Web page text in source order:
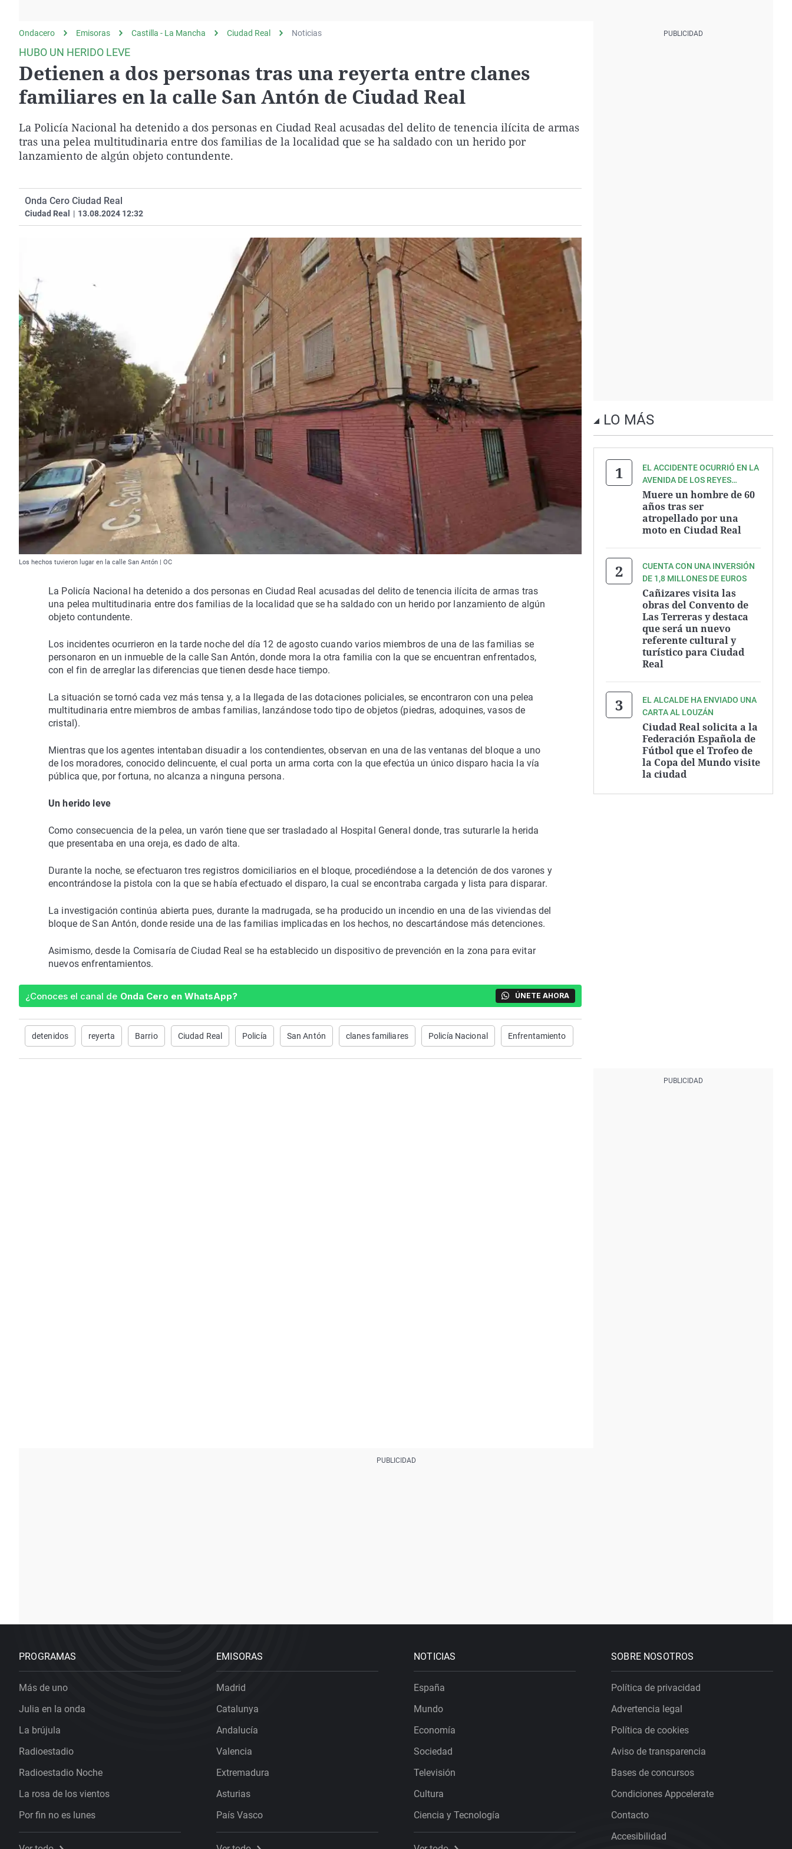
gato
Negra
Ondacero Emisoras Castilla - La Mancha Ciudad Real Noticias
HUBO UN HERIDO LEVE
Detienen a dos personas tras una reyerta entre clanes
familiares en la calle San Antón de Ciudad Real
La Policía Nacional ha detenido a dos personas en Ciudad Real acusadas del delito de tenencia ilícita de armas
tras una pelea multitudinaria entre dos familias de la localidad que se ha saldado con un herido por
lanzamiento de algún objeto contundente.
Onda Cero Ciudad Real
Ciudad Real | 13.08.2024 12:32
Los hechos tuvieron lugar en la calle San Antón | OC
La Policía Nacional ha detenido a dos personas en Ciudad Real acusadas del delito de tenencia ilícita de armas tras
una pelea multitudinaria entre dos familias de la localidad que se ha saldado con un herido por lanzamiento de algún
objeto contundente.
Los incidentes ocurrieron en la tarde noche del día 12 de agosto cuando varios miembros de una de las familias se
personaron en un inmueble de la calle San Antón, donde mora la otra familia con la que se encuentran enfrentados,
con el fin de arreglar las diferencias que tienen desde hace tiempo.
La situación se tornó cada vez más tensa y, a la llegada de las dotaciones policiales, se encontraron con una pelea
multitudinaria entre miembros de ambas familias, lanzándose todo tipo de objetos (piedras, adoquines, vasos de
cristal).
Mientras que los agentes intentaban disuadir a los contendientes, observan en una de las ventanas del bloque a uno
de los moradores, conocido delincuente, el cual porta un arma corta con la que efectúa un único disparo hacia la vía
pública que, por fortuna, no alcanza a ninguna persona.
Un herido leve
Como consecuencia de la pelea, un varón tiene que ser trasladado al Hospital General donde, tras suturarle la herida
que presentaba en una oreja, es dado de alta.
Durante la noche, se efectuaron tres registros domiciliarios en el bloque, procediéndose a la detención de dos varones y
encontrándose la pistola con la que se había efectuado el disparo, la cual se encontraba cargada y lista para disparar.
La investigación continúa abierta pues, durante la madrugada, se ha producido un incendio en una de las viviendas del
bloque de San Antón, donde reside una de las familias implicadas en los hechos, no descartándose más detenciones.
Asimismo, desde la Comisaría de Ciudad Real se ha establecido un dispositivo de prevención en la zona para evitar
nuevos enfrentamientos.
¿Conoces el canal de Onda Cero en WhatsApp? ÚNETE AHORA
detenidos reyerta Barrio Ciudad Real Policía San Antón clanes familiares Policía Nacional Enfrentamiento
LO MÁS
EL ACCIDENTE OCURRIÓ EN LA
AVENIDA DE LOS REYES
CATÓLICOS
Muere un hombre de 60
años tras ser
atropellado por una
moto en Ciudad Real
CUENTA CON UNA INVERSIÓN
DE 1,8 MILLONES DE EUROS
Cañizares visita las
obras del Convento de
Las Terreras y destaca
que será un nuevo
referente cultural y
turístico para Ciudad
Real
EL ALCALDE HA ENVIADO UNA
CARTA AL LOUZÁN
Ciudad Real solicita a la
Federación Española de
Fútbol que el Trofeo de
la Copa del Mundo visite
la ciudad
PROGRAMAS
Más de uno
Julia en la onda
La brújula
Radioestadio
Radioestadio Noche
La rosa de los vientos
Por fin no es lunes
EMISORAS
Madrid
Catalunya
Andalucía
Valencia
Extremadura
Asturias
País Vasco
NOTICIAS
España
Mundo
Economía
Sociedad
Televisión
Cultura
Ciencia y Tecnología
SOBRE NOSOTROS
Política de privacidad
Advertencia legal
Política de cookies
Aviso de transparencia
Bases de concursos
Condiciones Appcelerate
Contacto
Accesibilidad